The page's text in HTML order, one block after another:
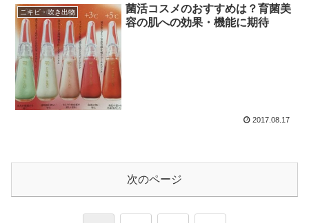
ニキビ・吹き出物
菌活コスメのおすすめは？育菌美
容の肌への効果・機能に期待
2017.08.17
次のページ